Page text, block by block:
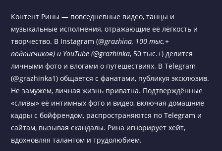
Контент Рины — повседневные видео, танцы и
музыкальные исполнения, отражающие её лёгкость и
творчество. В Instagram (@grazhina, 100 тыс.+
подписчиков) и YouTube (@grazhinka, 50 тыс.+) делится
личными фото и влогами о путешествиях. В Telegram
(@grazhinka1) общается с фанатами, публикуя эксклюзив.
Не замужем, личная жизнь приватна. Подтверждённые
«сливы» её интимных фото и видео, включая домашние
кадры с бойфрендом, распространяются по Telegram и
сайтам, вызывая скандалы. Рина игнорирует хейт,
вдохновляя талантом и трудолюбием.